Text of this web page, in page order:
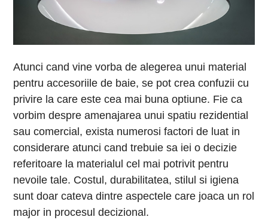
Atunci cand vine vorba de alegerea unui material
pentru accesoriile de baie, se pot crea confuzii cu
privire la care este cea mai buna optiune. Fie ca
vorbim despre amenajarea unui spatiu rezidential
sau comercial, exista numerosi factori de luat in
considerare atunci cand trebuie sa iei o decizie
referitoare la materialul cel mai potrivit pentru
nevoile tale. Costul, durabilitatea, stilul si igiena
sunt doar cateva dintre aspectele care joaca un rol
major in procesul decizional.